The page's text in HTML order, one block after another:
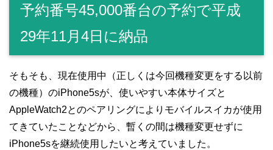
予約番号45,000番台の予約で平成
29年11月4日に納品
そもそも、現在使用中（正しくは今回機種変更をする以前
の機種）のiPhone5sが、使いやすい本体サイズと
AppleWatch2とのペアリングによりモバイルスイカが使用
てきていたことなどから、暫くの間は機種変更せずに
iPhone5sを継続使用したいと考えていました。